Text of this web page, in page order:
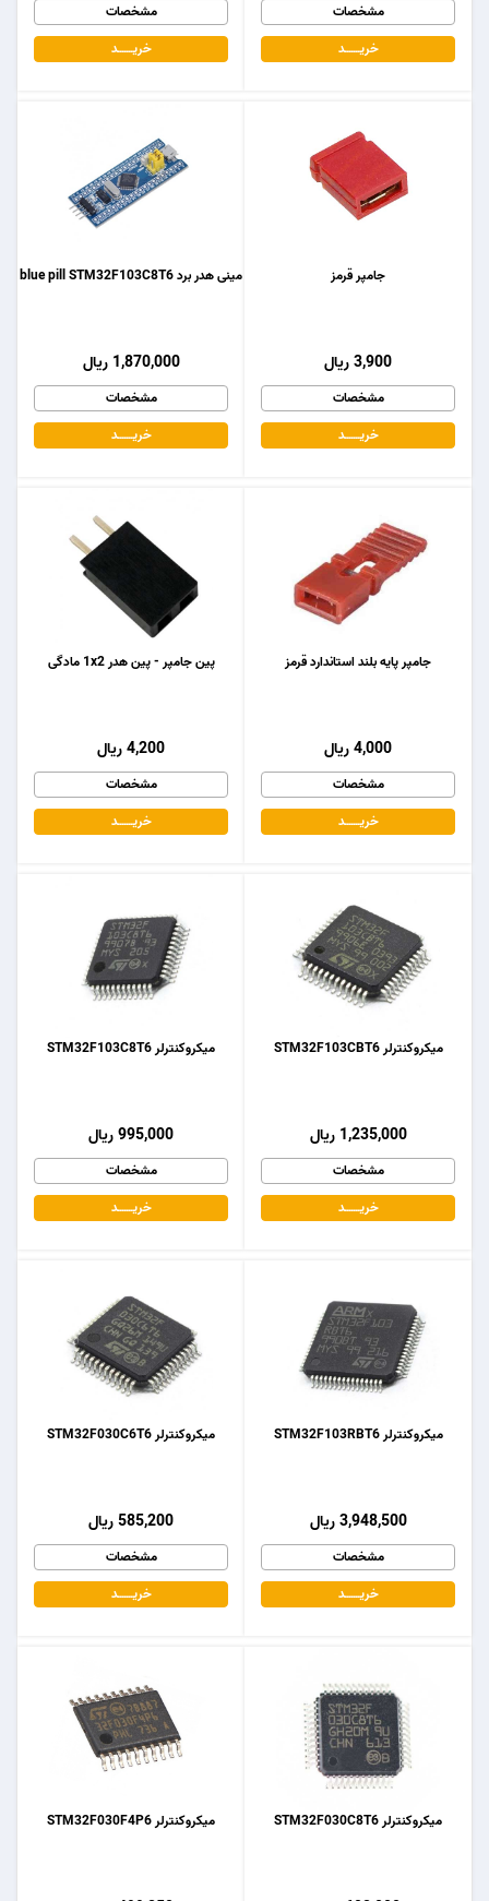
مشخصات
خریـــــــد
مشخصات
خریـــــــد
مینی هدر برد blue pill STM32F103C8T6
1,870,000 ریال
مشخصات
خریـــــــد
جامپر قرمز
3,900 ریال
مشخصات
خریـــــــد
پین جامپر - پین هدر 1x2 مادگی
4,200 ریال
مشخصات
خریـــــــد
جامپر پایه بلند استاندارد قرمز
4,000 ریال
مشخصات
خریـــــــد
میکروکنترلر STM32F103C8T6
995,000 ریال
مشخصات
خریـــــــد
میکروکنترلر STM32F103CBT6
1,235,000 ریال
مشخصات
خریـــــــد
میکروکنترلر STM32F030C6T6
585,200 ریال
مشخصات
خریـــــــد
میکروکنترلر STM32F103RBT6
3,948,500 ریال
مشخصات
خریـــــــد
میکروکنترلر STM32F030F4P6 میکروکنترلر STM32F030C8T6